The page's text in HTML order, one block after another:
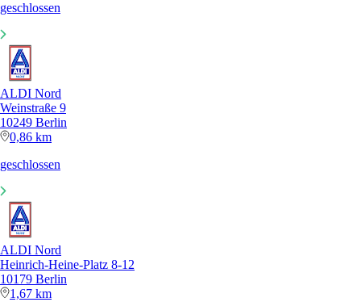
geschlossen
ALDI Nord
Weinstraße 9
10249 Berlin
0,86 km
geschlossen
ALDI Nord
Heinrich-Heine-Platz 8-12
10179 Berlin
1,67 km